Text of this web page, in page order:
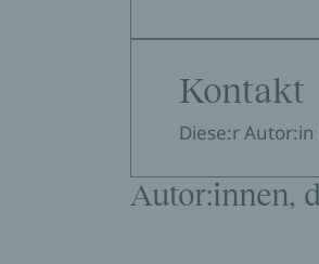
Kontakt
Diese:r
Autor:innen,